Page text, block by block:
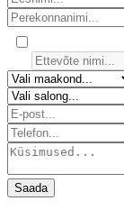
Saada